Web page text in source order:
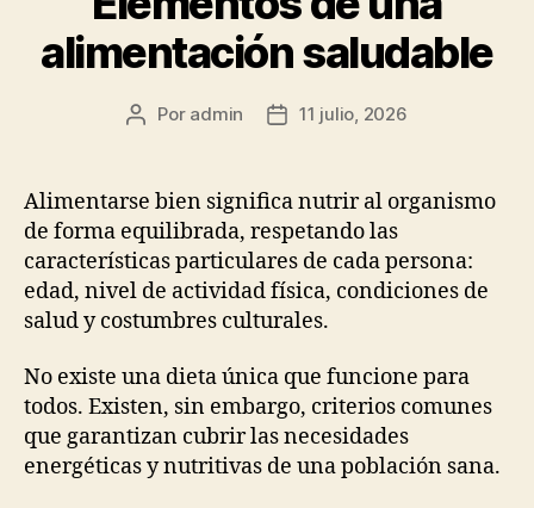
alimentación saludable
Autor
publicación
Por admin
Fecha
publicación
11 julio, 2026
Alimentarse bien significa nutrir al organismo
de forma equilibrada, respetando las
características particulares de cada persona:
edad, nivel de actividad física, condiciones de
salud y costumbres culturales.
No existe una dieta única que funcione para
todos. Existen, sin embargo, criterios comunes
que garantizan cubrir las necesidades
energéticas y nutritivas de una población sana.